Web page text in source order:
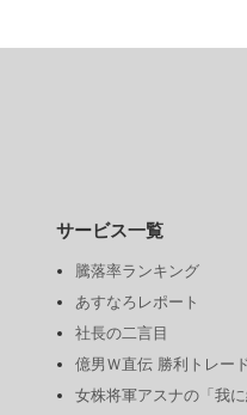
サービス一覧
騰落率ランキング
あすなろレポート
社長の二言目
億男Ｗ直伝 勝利トレー
女株将軍アスナの「我に